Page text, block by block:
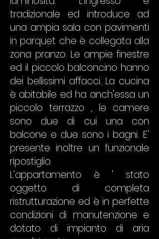
tradizionale ed introduce ad
una ampia sala con pavimenti
in parquet che è collegata alla
zona pranzo. Le ampie finestre
ed il piccolo balconcino hanno
dei bellissimi affacci. La cucina
è abitabile ed ha anch'essa un
piccolo terrazzo , le camere
sono due di cui una con
balcone e due sono i bagni. E'
presente inoltre un funzionale
ripostiglio.
L'appartamento è ' stato
oggetto di completa
ristrutturazione ed è in perfette
condizioni di manutenzione e
dotato di impianto di aria